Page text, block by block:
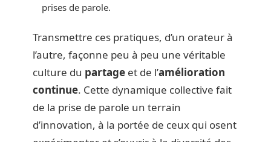
prises de parole.
Transmettre ces pratiques, d’un orateur à
l’autre, façonne peu à peu une véritable
culture du partage et de l’amélioration
continue. Cette dynamique collective fait
de la prise de parole un terrain
d’innovation, à la portée de ceux qui osent